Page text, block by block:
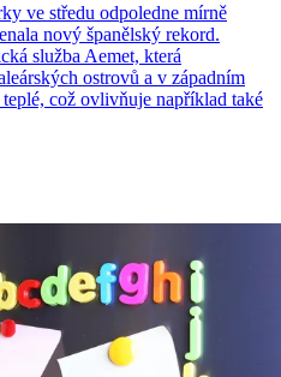
ve středu odpoledne mírně
nový španělský rekord.
služba Aemet, která
ostrovů a v západním
což ovlivňuje například také